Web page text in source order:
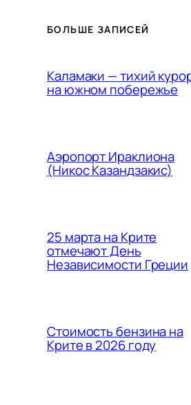
БОЛЬШЕ ЗАПИСЕЙ
Каламаки — тихий
на южном побережье
Аэропорт Ираклиона
(Никос Казандзакис)
25 марта на Крите
отмечают День
Независимости Греции
Стоимость бензина на
Крите в 2026 году